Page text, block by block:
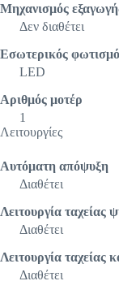
Μηχανισμός
Δεν διαθέτει
Εσωτερικός
LED
Αριθμός μοτέρ
1
Λειτουργίες
Αυτόματη απόψυξη
Διαθέτει
Λειτουργία ταχείας
Διαθέτει
Λειτουργία ταχείας
Διαθέτει